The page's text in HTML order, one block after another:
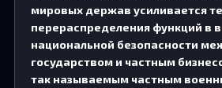
мировых держав усиливается
перераспределения функций в
национальной безопасности
государством и частным
так называемым частным